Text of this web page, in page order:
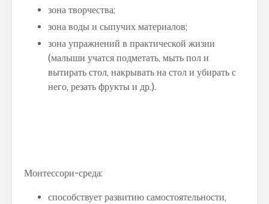
зона творчества;
зона воды и сыпучих материалов;
зона упражнений в практической жизни
(малыши учатся подметать, мыть пол и
вытирать стол, накрывать на стол и убирать с
него, резать фрукты и др.).
Монтессори-среда:
способствует развитию самостоятельности,